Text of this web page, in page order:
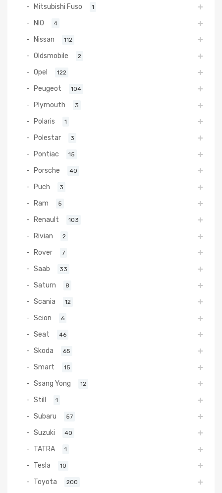
Mitsubishi Fuso 1
NIO 4
Nissan 112
Oldsmobile 2
Opel 122
Peugeot 104
Plymouth 3
Polaris 1
Polestar 3
Pontiac 15
Porsche 40
Puch 3
Ram 5
Renault 103
Rivian 2
Rover 7
Saab 33
Saturn 8
Scania 12
Scion 6
Seat 46
Skoda 65
Smart 15
Ssang Yong 12
Still 1
Subaru 57
Suzuki 40
TATRA 1
Tesla 10
Toyota 200